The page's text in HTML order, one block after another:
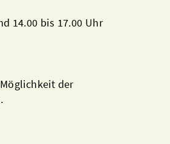
14.00 bis 17.00 Uhr
der